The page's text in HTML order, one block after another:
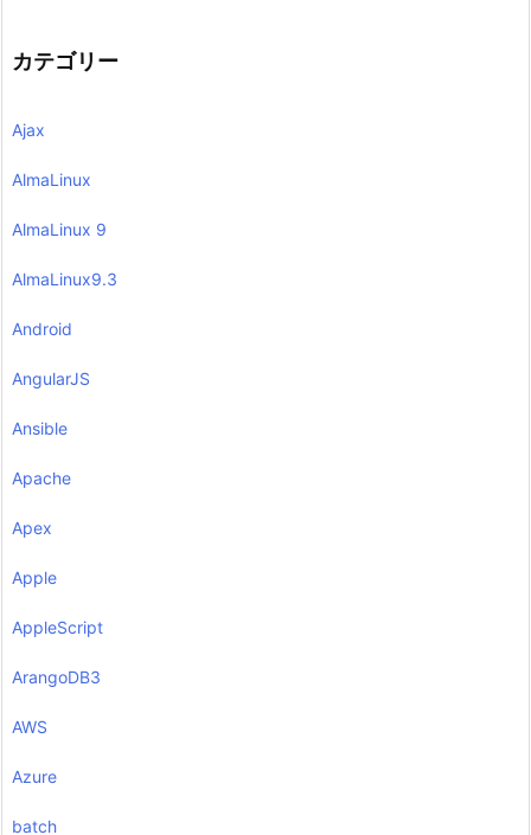
カテゴリー
Ajax
AlmaLinux
AlmaLinux 9
AlmaLinux9.3
Android
AngularJS
Ansible
Apache
Apex
Apple
AppleScript
ArangoDB3
AWS
Azure
batch